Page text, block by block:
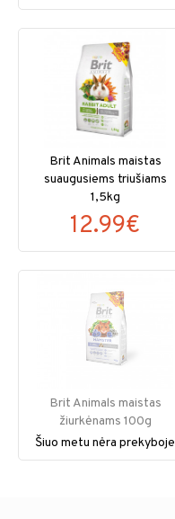
Brit Animals maistas
suaugusiems triušiams
1,5kg
12.99€
Brit Animals maistas
žiurkėnams 100g
Šiuo metu nėra prekyboje